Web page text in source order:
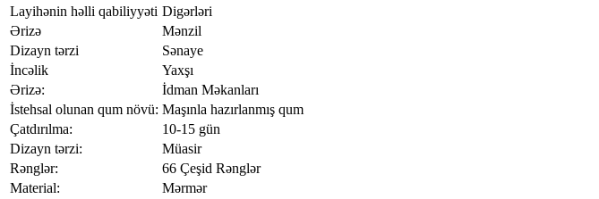
Layihənin həlli qabiliyyəti Digərləri
Ərizə
Mənzil
Dizayn tərzi
Sənaye
İncəlik
Yaxşı
Ərizə:
İdman Məkanları
İstehsal olunan qum növü: Maşınla hazırlanmış qum
Çatdırılma:
10-15 gün
Dizayn tərzi:
Müasir
Rənglər:
66 Çeşid Rənglər
Material:
Mərmər